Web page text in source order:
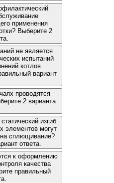
применения
Выберите 2
не является
испытаний
котлов
вариант
проводятся
2 варианта
изгиб
элементов могут
сплющивание?
ответа.
к оформлению
качества
правильный